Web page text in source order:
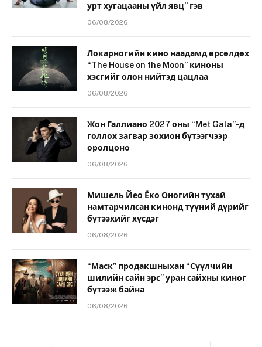
урт хугацааны үйл явц” гэв
06/08/2026
Локарногийн кино наадамд өрсөлдөх
“The House on the Moon” киноны
хэсгийг олон нийтэд цацлаа
06/08/2026
Жон Галлиано 2027 оны “Met Gala”-д
голлох загвар зохион бүтээгчээр
оролцоно
06/08/2026
Мишель Йео Ёко Оногийн тухай
намтарчилсан кинонд түүний дүрийг
бүтээхийг хүсдэг
06/08/2026
“Маск” продакшныхан “Сүүлчийн
шилийн сайн эрс” уран сайхны киног
бүтээж байна
06/08/2026